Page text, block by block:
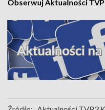
Obserwuj Aktualności